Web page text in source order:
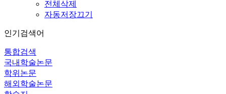
전체삭제
자동저장끄기
인기검색어
통합검색
국내학술논문
학위논문
해외학술논문